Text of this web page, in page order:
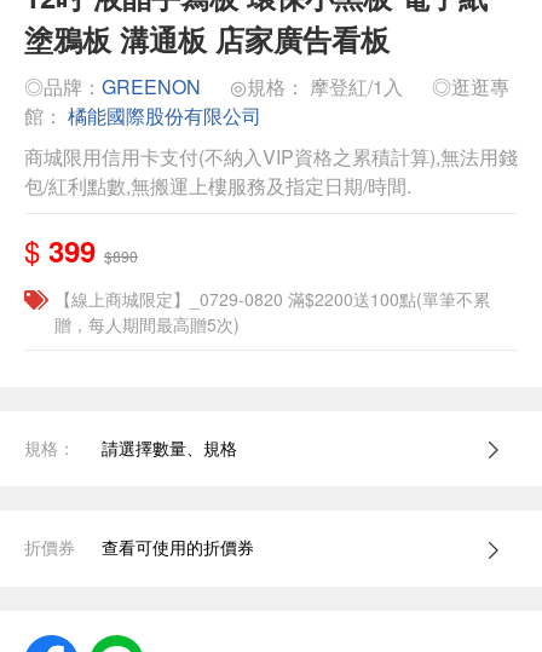
塗鴉板 溝通板 店家廣告看板
◎品牌： GREENON ◎規格： 摩登紅/1入
◎逛逛專
館： 橘能國際股份有限公司
商城限用信用卡支付(不納入VIP資格之累積計算),無法用錢
包/紅利點數,無搬運上樓服務及指定日期/時間.
$ 399 $890
【線上商城限定】_0729-0820 滿$2200送100點(單筆不累
贈，每人期間最高贈5次)
規格： 請選擇數量、規格
折價券 查看可使用的折價券